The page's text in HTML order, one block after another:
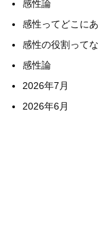
感性論
感性ってどこに
感性の役割って
感性論
2026年7月
2026年6月